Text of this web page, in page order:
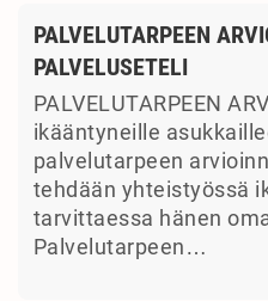
PALVELUTARPEEN
PALVELUSETELI
PALVELUTARPEEN
ikääntyneille
palvelutarpeen
tehdään yhteistyössä
tarvittaessa hänen
Palvelutarpeen…